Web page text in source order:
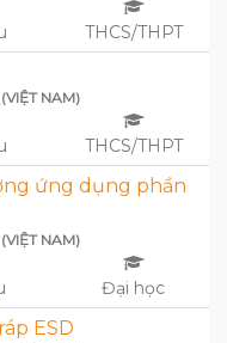
THCS/THPT
NAM)
THCS/THPT
ứng dụng phần
NAM)
Đại học
ESD